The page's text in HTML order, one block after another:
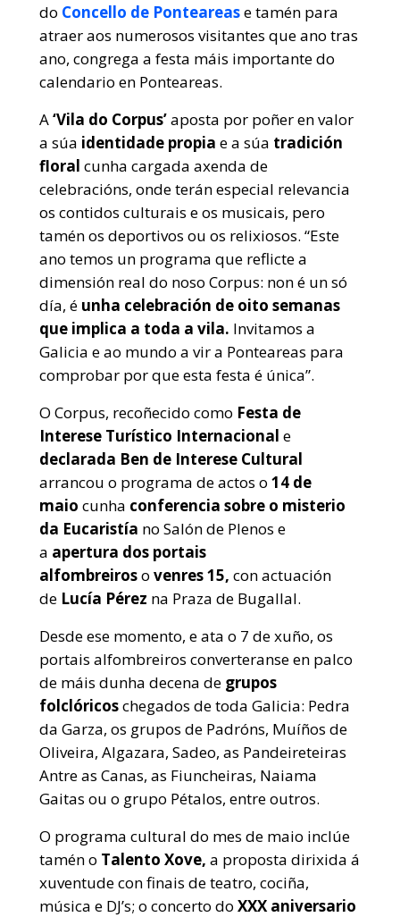
do Concello de Pontearease tamén para
atraer aos numerosos visitantes que ano tras
ano, congrega a festa máis importante do
calendario en Ponteareas.
A‘Vila do Corpus’aposta por poñer en valor
a súa identidade propia e a súa tradición
floral cunha cargada axenda de
celebracións, onde terán especial relevancia
os contidos culturais e os musicais, pero
tamén os deportivos ou os relixiosos. “Este
ano temos un programa que reflicte a
dimensión real do noso Corpus: non é un só
día, é unha celebración de oito semanas
que implica a toda a vila. Invitamos a
Galicia e ao mundo a vir a Ponteareas para
comprobar por que esta festa é única”.
O Corpus, recoñecido como Festa de
Interese Turístico Internacional e
declarada Ben de Interese Cultural
arrancou o programa de actos o 14 de
maio cunha conferencia sobre o misterio
da Eucaristía no Salón de Plenos e
a apertura dos portais
alfombreiroso venres 15, con actuación
de Lucía Pérez na Praza de Bugallal.
Desde ese momento, e ata o 7 de xuño, os
portais alfombreiros converteranse en palco
de máis dunha decena de grupos
folclóricoschegados de toda Galicia: Pedra
da Garza, os grupos de Padróns, Muíños de
Oliveira, Algazara, Sadeo, as Pandeireteiras
Antre as Canas, as Fiuncheiras, Naiama
Gaitas ou o grupo Pétalos, entre outros.
O programa cultural do mes de maio inclúe
tamén o Talento Xove, a proposta dirixida á
xuventude con finais de teatro, cociña,
música e DJ’s; o concerto do XXX aniversario